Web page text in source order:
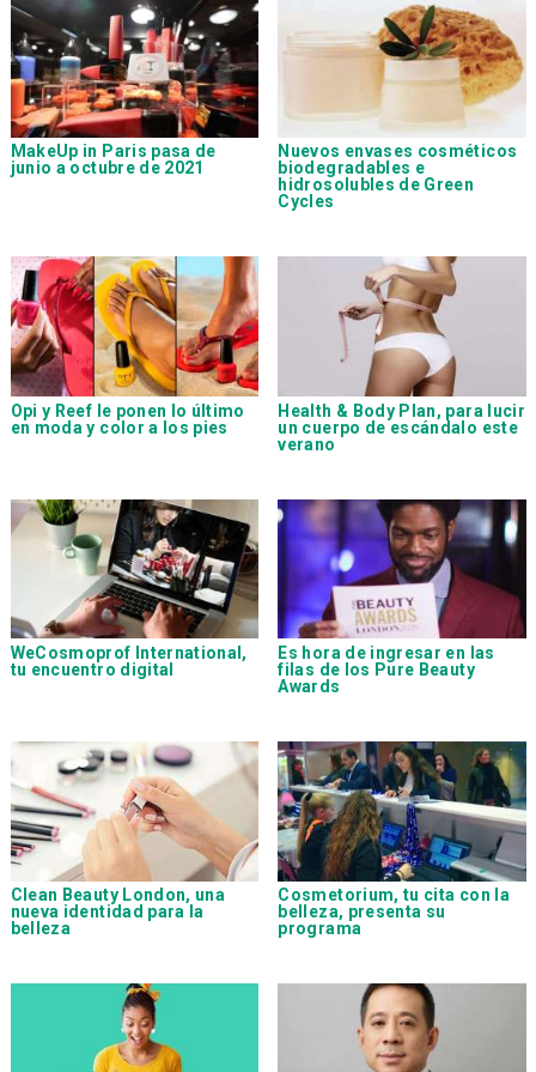
MakeUp in Paris pasa de
junio a octubre de 2021
Nuevos envases cosméticos
biodegradables e
hidrosolubles de Green
Cycles
Opi y Reef le ponen lo último
en moda y color a los pies
Health & Body Plan, para lucir
un cuerpo de escándalo este
verano
WeCosmoprof International,
tu encuentro digital
Es hora de ingresar en las
filas de los Pure Beauty
Awards
Clean Beauty London, una
nueva identidad para la
belleza
Cosmetorium, tu cita con la
belleza, presenta su
programa